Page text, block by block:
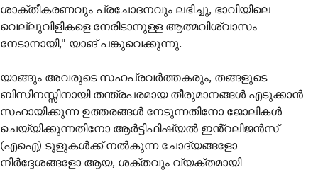
ശാക്തീകരണവും പ്രചോദനവും ലഭിച്ചു, ഭാവിയിലെ
വെല്ലുവിളികളെ നേരിടാനുള്ള ആത്മവിശ്വാസം
നേടാനായി," യാങ് പങ്കുവെക്കുന്നു.
യാങ്ങും അവരുടെ സഹപ്രവർത്തകരും, തങ്ങളുടെ
ബിസിനസ്സിനായി തന്ത്രപരമായ തീരുമാനങ്ങൾ എടുക്കാൻ
സഹായിക്കുന്ന ഉത്തരങ്ങൾ നേടുന്നതിനോ ജോലികൾ
ചെയ്യിക്കുന്നതിനോ ആർട്ടിഫിഷ്യൽ ഇൻ്റലിജൻസ്
(എഐ) ടൂളുകൾക്ക് നൽകുന്ന ചോദ്യങ്ങളോ
നിർദ്ദേശങ്ങളോ ആയ, ശക്തവും വ്യക്തമായി